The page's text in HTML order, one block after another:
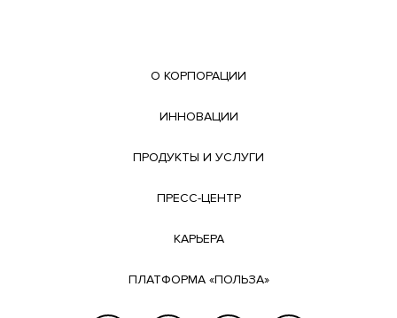
О КОРПОРАЦИИ
ИННОВАЦИИ
ПРОДУКТЫ И УСЛУГИ
ПРЕСС-ЦЕНТР
КАРЬЕРА
ПЛАТФОРМА «ПОЛЬЗА»